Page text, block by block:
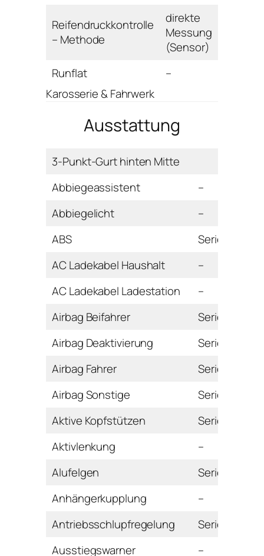
Reifendruckkontrolle
– Methode
direkte
Messung
(Sensor)
Runflat
–
Karosserie & Fahrwerk
Ausstattung
3-Punkt-Gurt hinten Mitte
Abbiegeassistent
–
Abbiegelicht
–
ABS
Serie
AC Ladekabel Haushalt
–
AC Ladekabel Ladestation
–
Airbag Beifahrer
Serie
Airbag Deaktivierung
Serie
Airbag Fahrer
Serie
Airbag Sonstige
Serie
Aktive Kopfstützen
Serie
Aktivlenkung
–
Alufelgen
Serie
Anhängerkupplung
–
Antriebsschlupfregelung
Serie
Ausstiegswarner
–